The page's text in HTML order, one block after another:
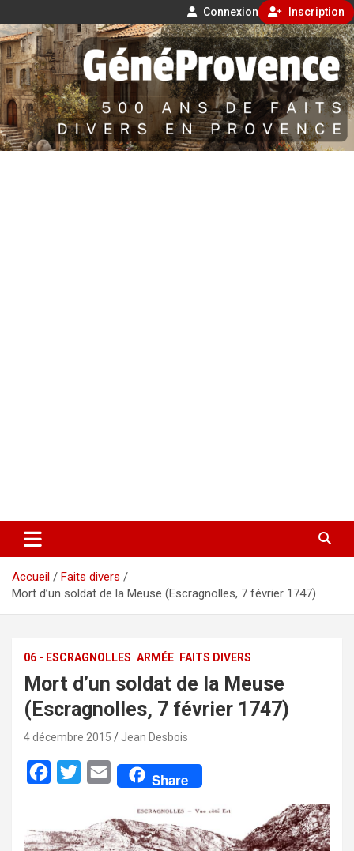
Connexion Inscription
Aller
au
contenu
GénéProvence
500 ans de faits divers en Provence
Accueil
Faits divers
Mort d’un soldat de la Meuse (Escragnolles, 7 février 1747)
06 - ESCRAGNOLLES ARMÉE FAITS DIVERS
Mort d’un soldat de la Meuse
(Escragnolles, 7 février 1747)
4 décembre 2015 Jean Desbois
e
t
E
a
i
Share